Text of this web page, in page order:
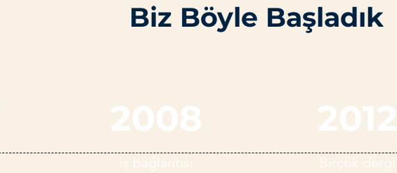
Biz Böyle Başladık
2008
iş bağlantısı
2012
Birçok dergi